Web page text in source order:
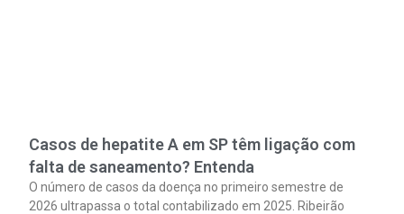
Casos de hepatite A em SP têm ligação com
falta de saneamento? Entenda
O número de casos da doença no primeiro semestre de
2026 ultrapassa o total contabilizado em 2025. Ribeirão